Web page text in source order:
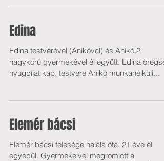
Edina
Edina testvérével (Anikóval) és Anikó 2
nagykorú gyermekével él együtt. Edina
nyugdíjat kap, testvére Anikó munkanélküli...
Elemér bácsi
Elemér bácsi felesége halála óta, 21 éve él
egyedül. Gyermekeivel megromlott a